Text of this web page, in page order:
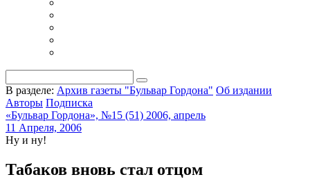
В разделе: Архив газеты "Бульвар Гордона" Об издании
Авторы Подписка
«Бульвар Гордона», №15 (51) 2006, апрель
11 Апреля, 2006
Ну и ну!
Табаков вновь стал отцом